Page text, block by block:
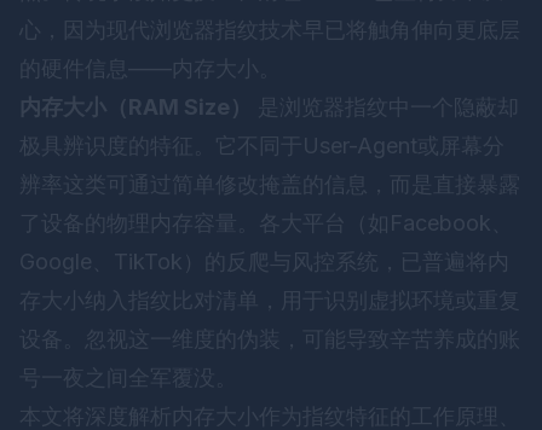
心，因为现代浏览器指纹技术早已将触角伸向更底层
的硬件信息——内存大小。
内存大小（RAM Size）
是浏览器指纹中一个隐蔽却
极具辨识度的特征。它不同于User-Agent或屏幕分
辨率这类可通过简单修改掩盖的信息，而是直接暴露
了设备的物理内存容量。各大平台（如Facebook、
Google、TikTok）的反爬与风控系统，已普遍将内
存大小纳入指纹比对清单，用于识别虚拟环境或重复
设备。忽视这一维度的伪装，可能导致辛苦养成的账
号一夜之间全军覆没。
本文将深度解析内存大小作为指纹特征的工作原理、